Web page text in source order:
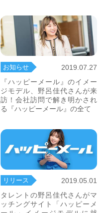
お知らせ
2019.07.27
『ハッピーメール』のイメー
ジモデル、野呂佳代さんが来
訪！会社訪問で解き明かされ
る『ハッピーメール』の全て
リリース
2019.05.01
タレントの野呂佳代さんがマ
ッチングサイト「ハッピーメ